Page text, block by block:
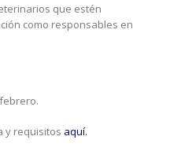
que estén
como responsables en
y requisitos aquí.